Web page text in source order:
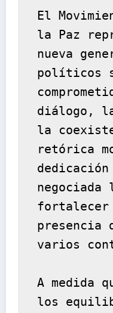
El
la Paz
nueva
políticos
diálogo,
la
retórica
fortalecer
presencia
varios
A medida
los